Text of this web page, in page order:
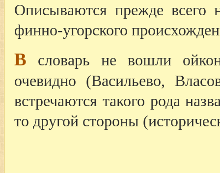
Описываются прежде всего
финно-угорского
В словарь не вошли
очевидно (Васильево,
встречаются такого рода
то другой стороны